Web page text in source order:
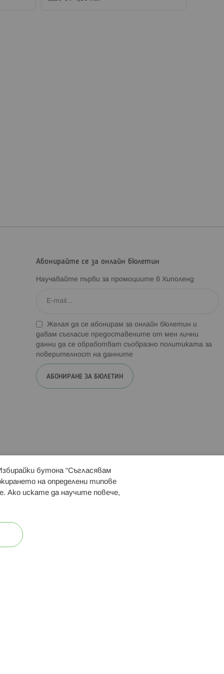
Абонирайте се за онлайн бюлетин
Научавайте първи за промоциите в Хиполенд
Желая да се абонирам за онлайн бюлетин и
давам съгласие предоставените от мен лични
данни да се обработват съобразно политиката за
поверителност на данните
АБОНИРАНЕ ЗА БЮЛЕТИН
ни:
бутона “Съгласявам
на определени типове
Ако искате да научите повече,